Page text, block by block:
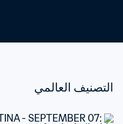
التصنيف العالمي